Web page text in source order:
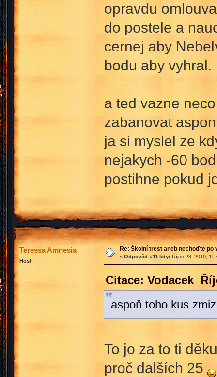
opravdu
do postele a
cernej aby
bodu aby vyhral.
a ted vazne
zabanovat
ja si myslel ze
nejakych -60
postihne pokud
Teressa Amnesia
Host
Re: Školní trest aneb nechoďte po
« Odpověď #11 kdy: Říjen 23, 2010,
Citace: Vodacek
aspoň toho kus
To jo za to ti
proč dalších 25